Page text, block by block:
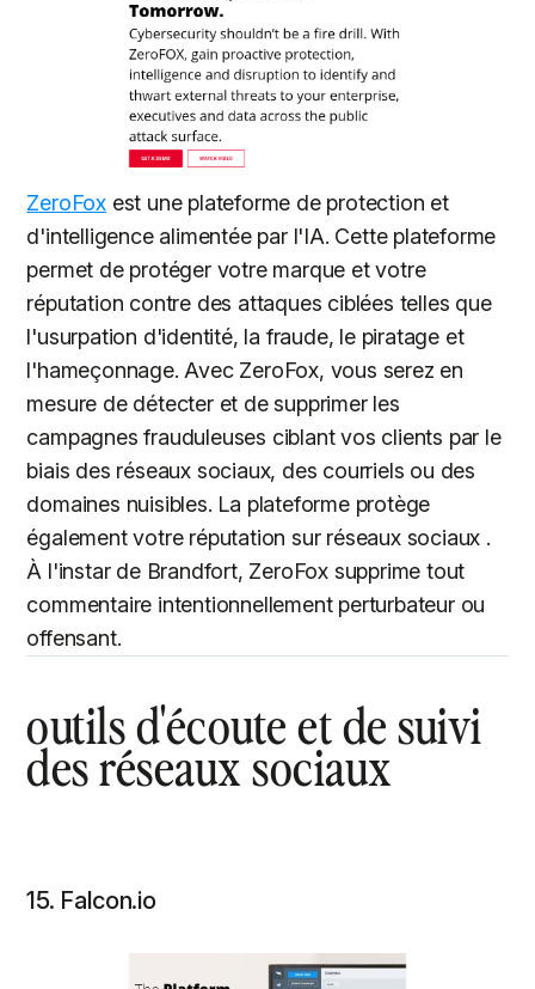
ZeroFox est une plateforme de protection et
d'intelligence alimentée par l'IA. Cette plateforme
permet de protéger votre marque et votre
réputation contre des attaques ciblées telles que
l'usurpation d'identité, la fraude, le piratage et
l'hameçonnage. Avec ZeroFox, vous serez en
mesure de détecter et de supprimer les
campagnes frauduleuses ciblant vos clients par le
biais des réseaux sociaux, des courriels ou des
domaines nuisibles. La plateforme protège
également votre réputation sur réseaux sociaux .
À l'instar de Brandfort, ZeroFox supprime tout
commentaire intentionnellement perturbateur ou
offensant.
outils d'écoute et de suivi
des réseaux sociaux
15. Falcon.io